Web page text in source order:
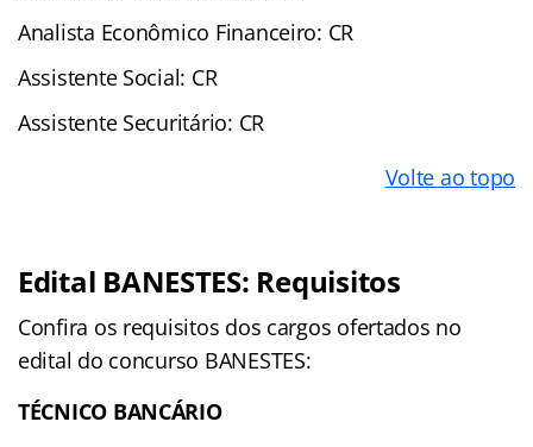
Analista Econômico Financeiro: CR
Assistente Social: CR
Assistente Securitário: CR
Volte ao topo
Edital BANESTES: Requisitos
Confira os requisitos dos cargos ofertados no
edital do concurso BANESTES:
TÉCNICO BANCÁRIO